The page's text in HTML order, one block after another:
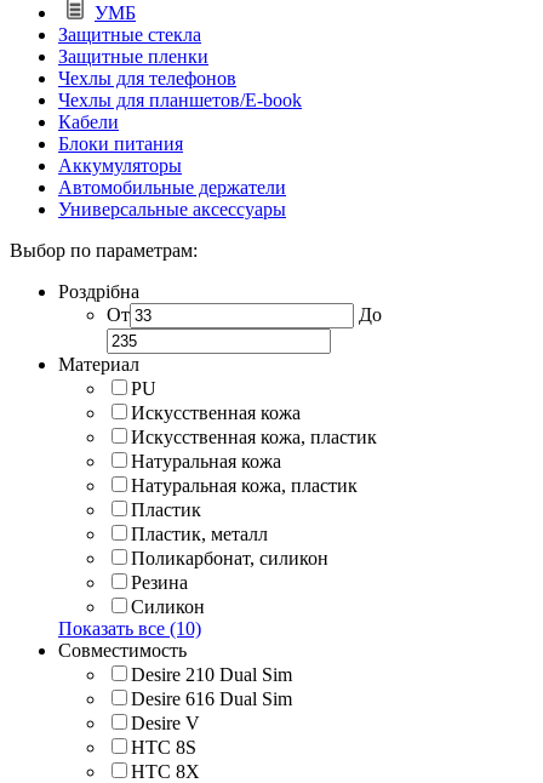
УМБ
Защитные стекла
Защитные пленки
Чехлы для телефонов
Чехлы для планшетов/E-book
Кабели
Блоки питания
Аккумуляторы
Автомобильные держатели
Универсальные аксессуары
Выбор по параметрам:
Роздрібна
От
До
Материал
PU
Искусственная кожа
Искусственная кожа, пластик
Натуральная кожа
Натуральная кожа, пластик
Пластик
Пластик, металл
Поликарбонат, силикон
Резина
Силикон
Показать все (10)
Совместимость
Desire 210 Dual Sim
Desire 616 Dual Sim
Desire V
HTC 8S
HTC 8Х